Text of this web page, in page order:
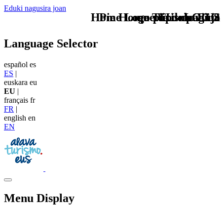
Eduki nagusira joan
TU - LOGO
Language Selector
español es
ES |
euskara eu
EU |
français fr
FR |
english en
EN
Menu Display
que tipo de viaje
Home Logo pie de página
Pie Home Turismo EUS